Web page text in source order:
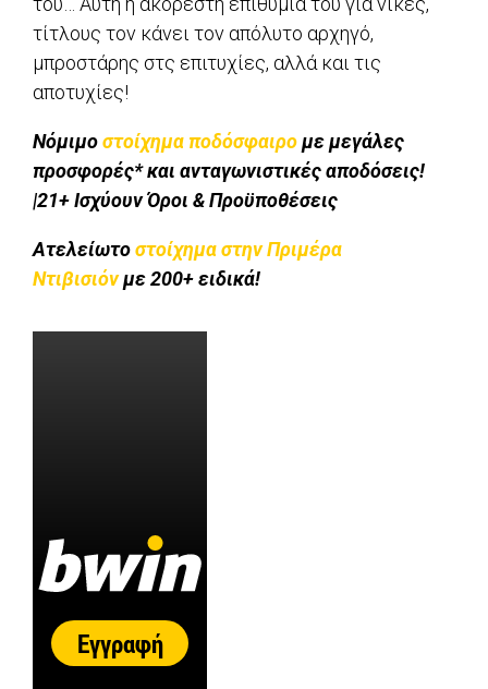
τίτλους τον κάνει τον απόλυτο αρχηγό,
μπροστάρης στς επιτυχίες, αλλά και τις
αποτυχίες!
Νόμιμοστοίχημα ποδόσφαιρομε μεγάλες
προσφορές* και ανταγωνιστικές αποδόσεις!
|21+ Ισχύουν Όροι & Προϋποθέσεις
Ατελείωτοστοίχημα στην Πριμέρα
Ντιβισιόνμε 200+ ειδικά!